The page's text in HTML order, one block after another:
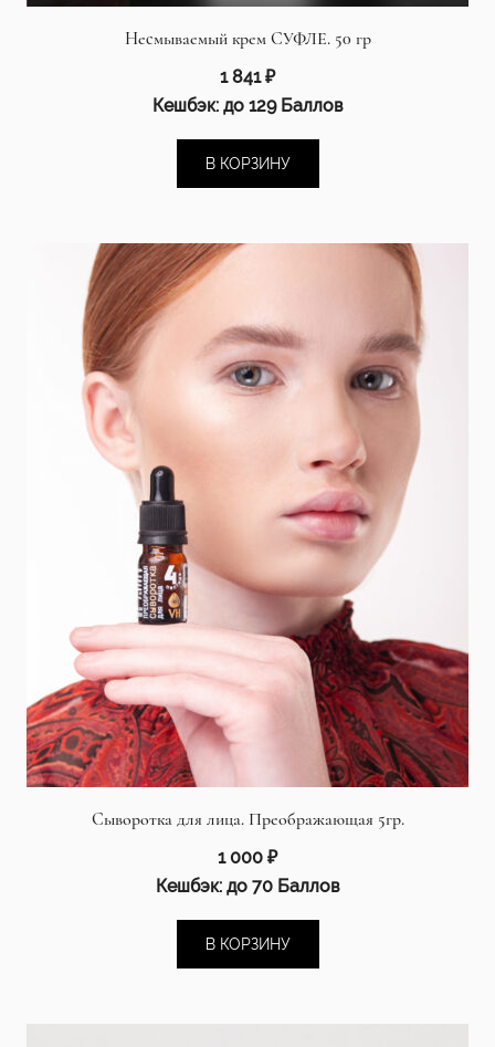
Несмываемый крем СУФЛЕ. 50 гр
1 841₽
Кешбэк: до 129 Баллов
В КОРЗИНУ
Сыворотка для лица. Преображающая 5гр.
1 000 ₽
Кешбэк: до 70 Баллов
В КОРЗИНУ